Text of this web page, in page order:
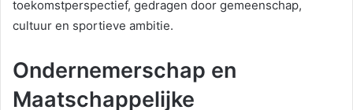
toekomstperspectief, gedragen door gemeenschap,
cultuur en sportieve ambitie.
Ondernemerschap en
Maatschappelijke